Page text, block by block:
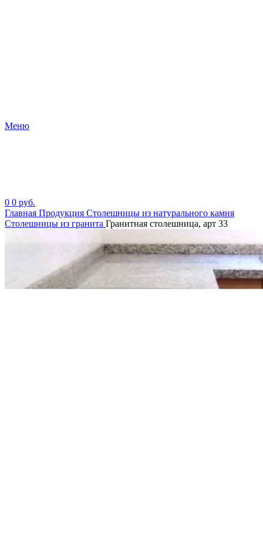
Меню
0 0 руб.
Главная Продукция Столешницы из натурального камня
Столешницы из гранита Гранитная столешница, арт 33